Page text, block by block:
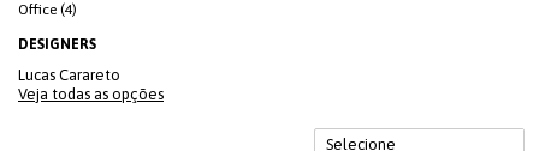
Office (4)
DESIGNERS
Lucas Carareto
Veja todas as opções